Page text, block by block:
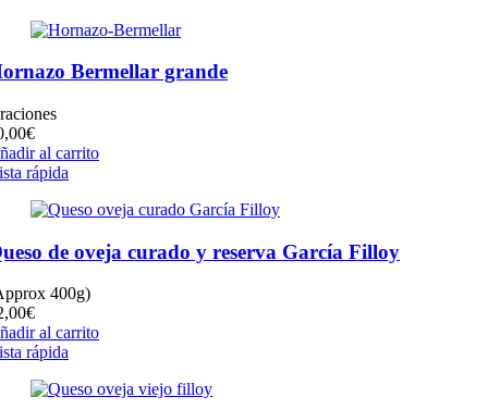
Bermellar grande
€
al carrito
rápida
de oveja curado y reserva García Filloy
400g)
€
al carrito
rápida